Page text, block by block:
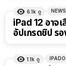
6.1k ดู NEWS
iPad 12 อาจ
อัปเกรดชิป ร
1.1k ดู